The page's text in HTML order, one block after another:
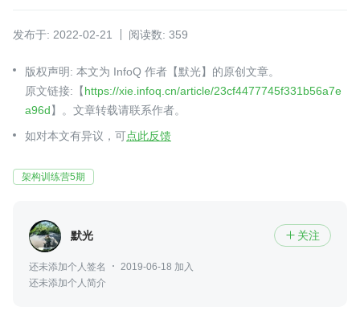
发布于: 2022-02-21 阅读数: 359
版权声明: 本文为 InfoQ 作者【默光】的原创文章。
原文链接:【https://xie.infoq.cn/article/23cf4477745f331b56a7e
a96d】。文章转载请联系作者。
如对本文有异议，可点此反馈
架构训练营5期
默光  关注
还未添加个人签名
2019-06-18 加入
还未添加个人简介